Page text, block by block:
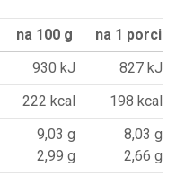
na 100 g
na 1 porci
930 kJ
827 kJ
222 kcal
198 kcal
9,03 g
2,99 g
8,03 g
2,66 g